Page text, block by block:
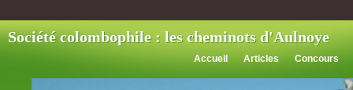
Société colombophile : les cheminots d'Aulnoye
Accueil Articles Concours